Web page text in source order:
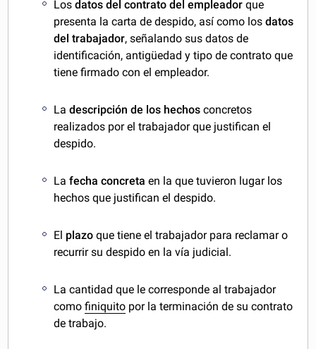
Losdatos del contrato del empleadorque
presenta la carta de despido, así como losdatos
del trabajador, señalando sus datos de
identificación, antigüedad y tipo de contrato que
tiene firmado con el empleador.
Ladescripción de los hechos concretos
realizados por el trabajador que justifican el
despido.
Lafecha concreta en la que tuvieron lugar los
hechos que justifican el despido.
El plazoque tiene el trabajador para reclamar o
recurrir su despido en la vía judicial.
La cantidad que le corresponde al trabajador
comofiniquito por la terminación de su contrato
de trabajo.